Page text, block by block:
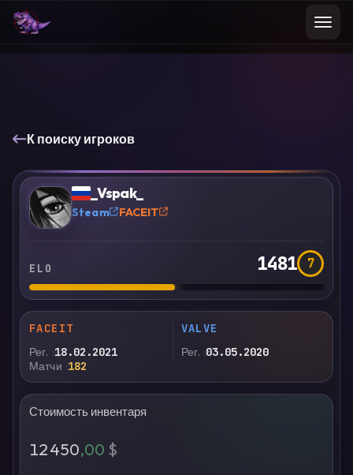
К поиску игроков
? _Vspak_
Steam FACEIT
ELO 1481 7
FACEIT
Рег. 18.02.2021
Матчи 182
VALVE
Рег. 03.05.2020
Стоимость инвентаря
12 450,00 $